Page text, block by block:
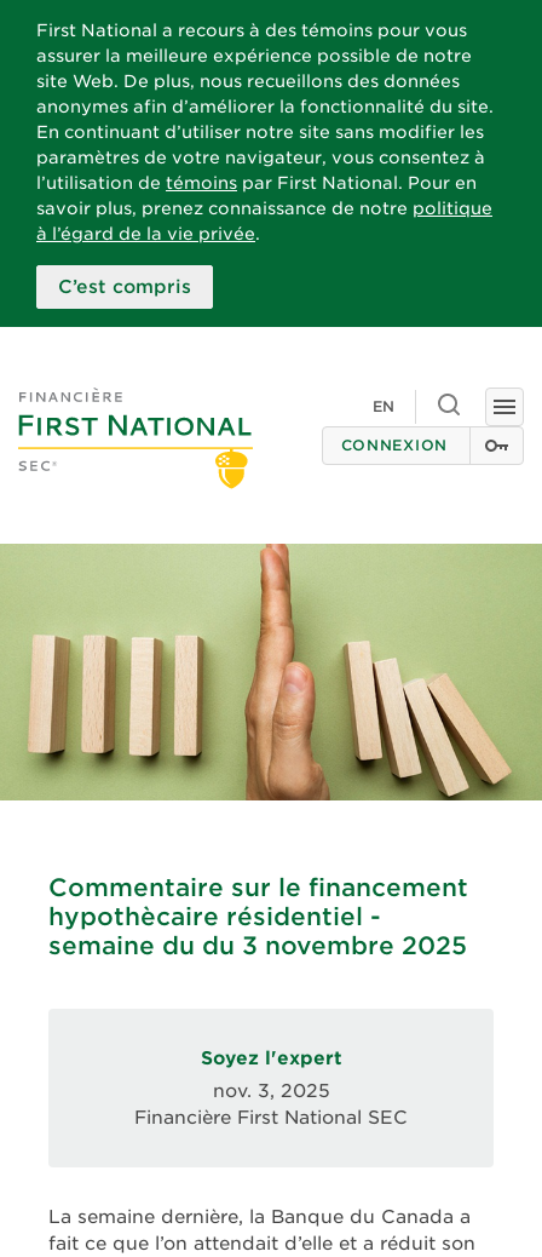
First National a recours à des témoins pour vous
assurer la meilleure expérience possible de notre
site Web. De plus, nous recueillons des données
anonymes afin d’améliorer la fonctionnalité du site.
En continuant d’utiliser notre site sans modifier les
paramètres de votre navigateur, vous consentez à
l’utilisation de témoins par First National. Pour en
savoir plus, prenez connaissance de notre politique
à l’égard de la vie privée.
C’est compris
EN
Toggle
search
CONNEXION
Commentaire sur le financement
hypothècaire résidentiel -
semaine du du 3 novembre 2025
Soyez l'expert
nov. 3, 2025
Financière First National SEC
La semaine dernière, la Banque du Canada a
fait ce que l’on attendait d’elle et a réduit son